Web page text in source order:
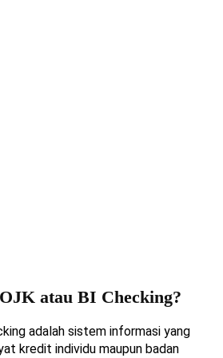
atau BI Checking?
adalah sistem informasi yang
kredit individu maupun badan